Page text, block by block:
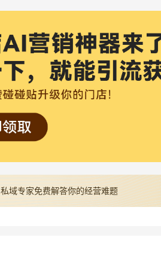
私域专家免费解答你的经营难题